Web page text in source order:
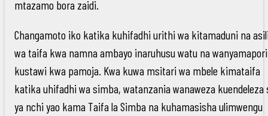
mtazamo bora zaidi.
Changamoto iko katika kuhifadhi urithi wa kitamaduni na
wa taifa kwa namna ambayo inaruhusu watu na wanyamapori
kustawi kwa pamoja. Kwa kuwa msitari wa mbele kimataifa
katika uhifadhi wa simba, watanzania wanaweza kuendeleza
ya nchi yao kama Taifa la Simba na kuhamasisha ulimwengu